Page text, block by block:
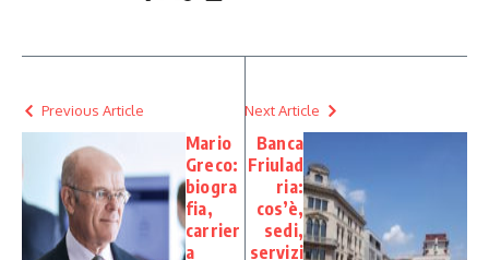
Previous Article
Mario
Greco:
biogra
fia,
carrier
a
Next Article
Banca
Friulad
ria:
cos’è,
sedi,
servizi